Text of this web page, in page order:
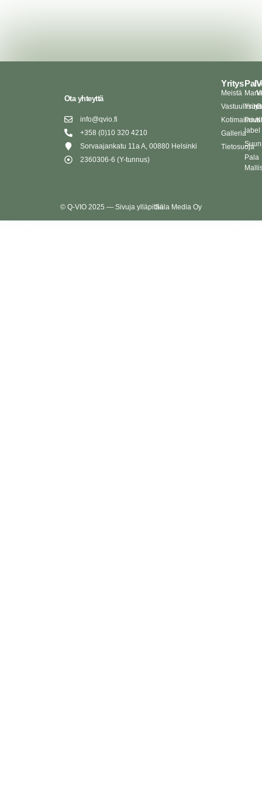
Ota yhteyttä
info@qvio.fi
+358 (0)10 320 4210
Sorvaajankatu 11a A, 00880 Helsinki
2360306-6 (Y-tunnus)
Yritys
Meistä
Kotimaisuus
Galleria
Tietosuoja
label
Pala
© Q-VIO 2025 — Sivuja ylläpitääSola Media Oy